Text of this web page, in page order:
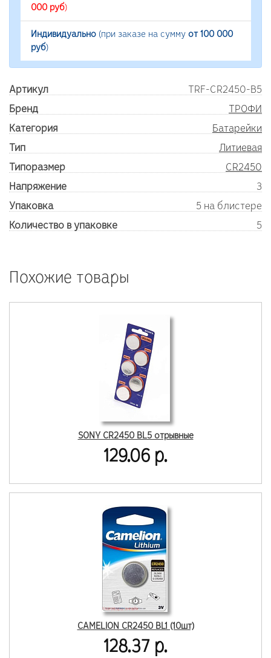
000 руб)
Индивидуально (при заказе на сумму от 100 000
руб)
Артикул
TRF-CR2450-B5
Бренд
ТРОФИ
Категория
Батарейки
Тип
Литиевая
Типоразмер
CR2450
Напряжение
3
Упаковка
5 на блистере
Количество в упаковке
5
Похожие товары
SONY CR2450 BL5 отрывные
129.06 р.
CAMELION CR2450 BL1 (10шт)
128.37 р.